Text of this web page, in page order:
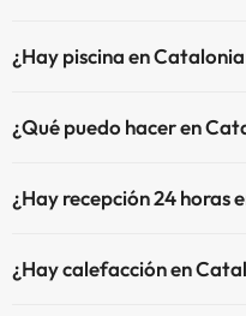
pago directo en hotel).
¿Hay piscina en
Aquí tienes más info sobre la
Piscina al aire libre (toda la
¿Qué puedo hacer en
pueden ser de pago).
¿Hay recepción 24 horas
¿Hay calefacción en